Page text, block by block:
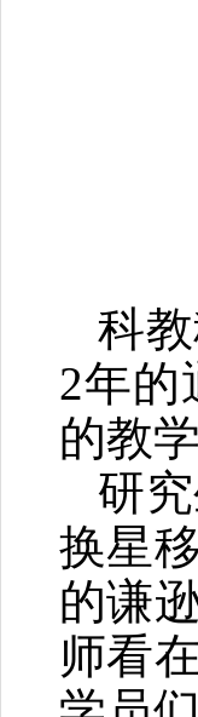
科
2年的
的教
研
换星
的谦
师看